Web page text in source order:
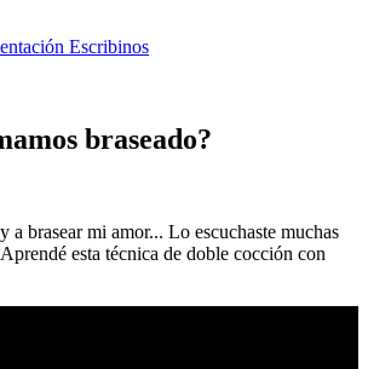
Escribinos
braseado?
a brasear mi amor... Lo escuchaste muchas
esta técnica de doble cocción con